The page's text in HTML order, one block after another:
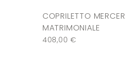
COPRILETTO MERCER
MATRIMONIALE
408,00€